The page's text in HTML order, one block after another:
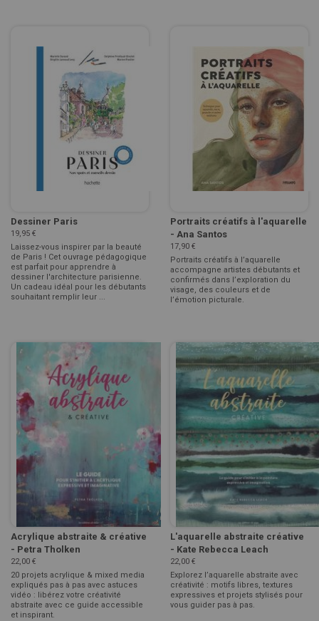
Dessiner Paris
19,95 €
Laissez-vous inspirer par la beauté
de Paris ! Cet ouvrage pédagogique
est parfait pour apprendre à
dessiner l'architecture parisienne.
Un cadeau idéal pour les débutants
souhaitant remplir leur ...
Portraits créatifs à l'aquarelle
- Ana Santos
17,90 €
Portraits créatifs à l’aquarelle
accompagne artistes débutants et
confirmés dans l’exploration du
visage, des couleurs et de
l’émotion picturale.
Acrylique abstraite & créative
- Petra Tholken
22,00 €
20 projets acrylique & mixed media
expliqués pas à pas avec astuces
vidéo : libérez votre créativité
abstraite avec ce guide accessible
et inspirant.
L'aquarelle abstraite créative
- Kate Rebecca Leach
22,00 €
Explorez l’aquarelle abstraite avec
créativité : motifs libres, textures
expressives et projets stylisés pour
vous guider pas à pas.